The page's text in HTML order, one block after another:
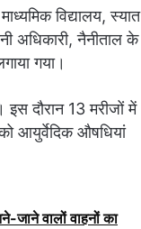
विद्यालय, स्यात
अधिकारी, नैनीताल के
गया।
इस दौरान 13 मरीजों में
आयुर्वेदिक औषधियां
जाने वालों वाहनों का